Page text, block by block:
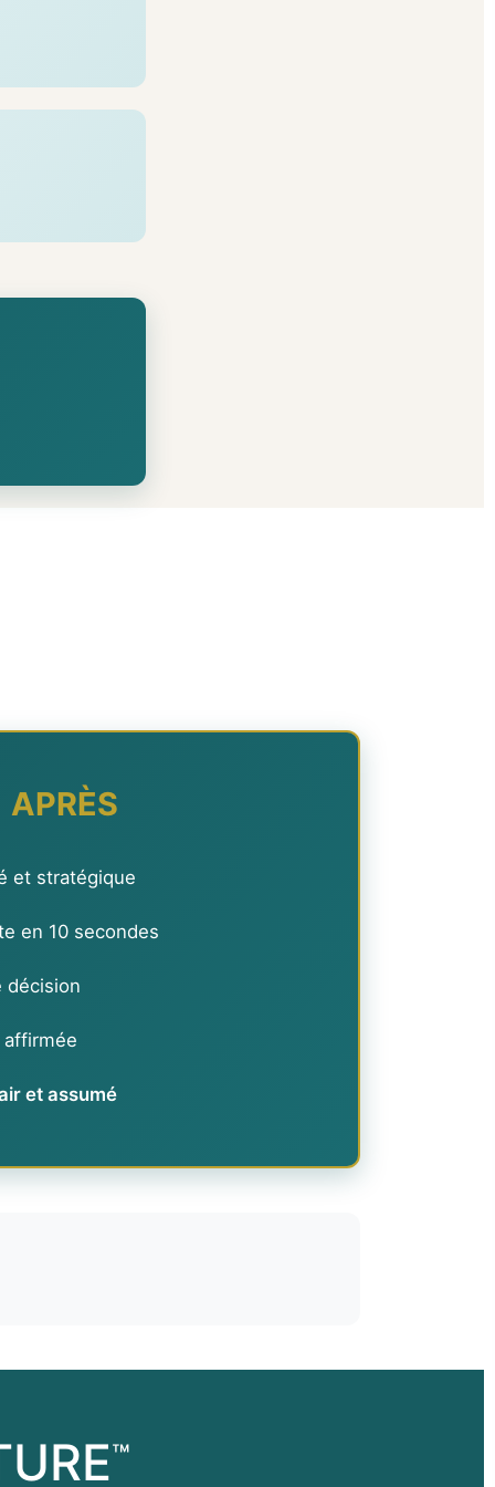
APRÈS
et stratégique
en 10 secondes
décision
et assumé
™